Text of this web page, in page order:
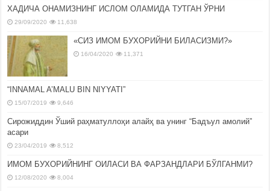
ХАДИЧА ОНАМИЗНИНГ ИСЛОМ ОЛАМИДА ТУТГАН ЎРНИ
29/09/2020 11,638
«СИЗ ИМОМ БУХОРИЙНИ БИЛАСИЗМИ?»
16/04/2020 11,371
“INNAMAL A’MALU BIN NIYYATI”
15/07/2019 9,646
Сирожиддин Ўший раҳматуллоҳи алайҳ ва унинг “Бадъул амолий”
асари
23/04/2019 8,512
ИМОМ БУХОРИЙНИНГ ОИЛАСИ ВА ФАРЗАНДЛАРИ БЎЛГАНМИ?
12/08/2020 8,004